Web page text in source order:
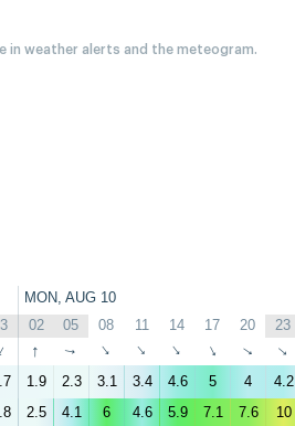
in weather alerts and the meteogram.
MON, AUG 10
02 05 08 11 14 17 20 23
↑ ↑ ↑ ↑ ↑ ↑ ↑ ↑
1.9 2.3 3.1 3.4 4.6 5 4 4.2
2.5 4.1 6 4.6 5.9 7.1 7.6 10